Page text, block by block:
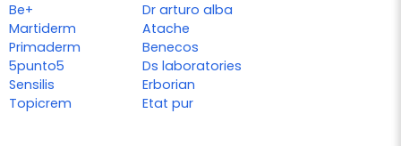
Be+
Martiderm
Primaderm
5punto5
Sensilis
Topicrem
Dr arturo alba
Atache
Benecos
Ds laboratories
Erborian
Etat pur